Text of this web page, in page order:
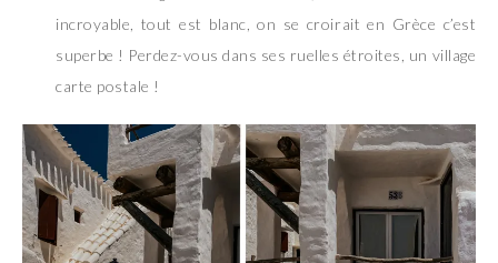
incroyable, tout est blanc, on se croirait en Grèce c’est
superbe ! Perdez-vous dans ses ruelles étroites, un village
carte postale !